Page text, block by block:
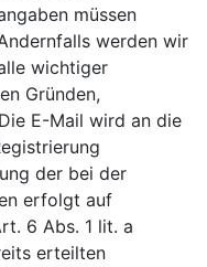
müssen
werden wir
wichtiger
Gründen,
E-Mail wird an die
der bei der
erfolgt auf
6 Abs. 1 lit. a
erteilten